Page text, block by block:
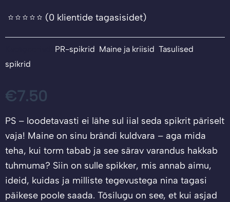
(0 klientide tagasisidet)
PR-spikrid Maine ja kriisid Tasulised
spikrid
€7.50
PS – loodetavasti ei lähe sul iial seda spikrit päriselt
vaja! Maine on sinu brändi kuldvara – aga mida
teha, kui torm tabab ja see särav varandus hakkab
tuhmuma? Siin on sulle spikker, mis annab aimu,
ideid, kuidas ja milliste tegevustega nina tagasi
päikese poole saada. Tõsilugu on see, et kui asjad